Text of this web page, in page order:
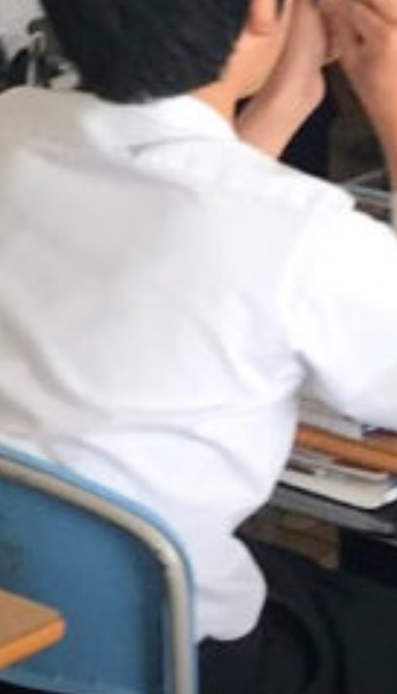
on line